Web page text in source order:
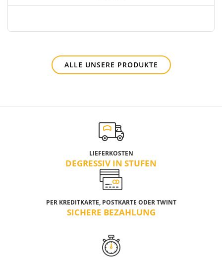
ALLE UNSERE PRODUKTE
LIEFERKOSTEN
DEGRESSIV IN STUFEN
PER KREDITKARTE, POSTKARTE ODER TWINT
SICHERE BEZAHLUNG